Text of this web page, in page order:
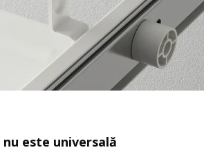
nu este universală